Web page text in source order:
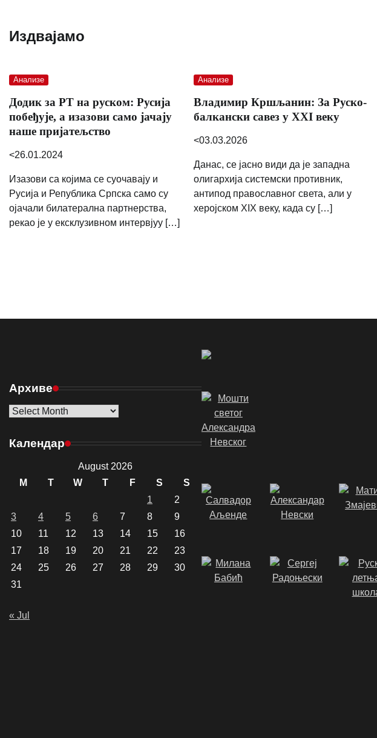
Издвајамо
Анализе
Додик за РТ на руском: Русија
побеђује, а изазови само јачају
наше пријатељство
<26.01.2024
Изазови са којима се суочавају и
Русија и Република Српска само су
ојачали билатерална партнерства,
рекао је у ексклузивном интервјуу […]
Анализе
Владимир Кршљанин: За Руско-
балкански савез у ХХI веку
<03.03.2026
Данас, се јасно види да је западна
олигархија системски противник,
антипод православног света, али у
херојском ХIХ веку, када су […]
Архиве
Архиве
Календар
August 2026
M
T W T F S
S
1
2
3
4 5 6 7 8
9
10
11 12 13 14 15
16
17
18 19 20 21 22
23
24
25 26 27 28 29
30
31
« Jul